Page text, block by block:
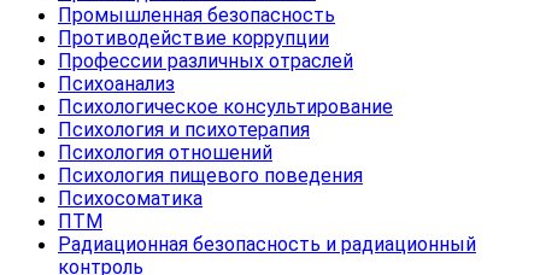
Промышленная безопасность
Противодействие коррупции
Профессии различных отраслей
Психоанализ
Психологическое консультирование
Психология и психотерапия
Психология отношений
Психология пищевого поведения
Психосоматика
ПТМ
Радиационная безопасность и радиационный
контроль